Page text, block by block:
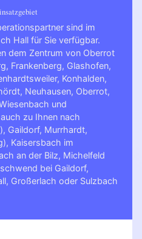
sind im
Hall für Sie verfügbar.
dem Zentrum von Oberrot
Frankenberg, Glashofen,
Konhalden,
Neuhausen, Oberrot,
und
zu Ihnen nach
, Gaildorf, Murrhardt,
, Kaisersbach im
an der Bilz, Michelfeld
bei Gaildorf,
, Großerlach oder Sulzbach